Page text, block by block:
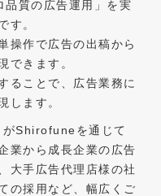
質の広告運用」を実
す。
操作で広告の出稿から
できます。
ることで、広告業務に
します。
Shirofuneを通じて
業から成長企業の広告
大手広告代理店様の社
の採用など、幅広くご